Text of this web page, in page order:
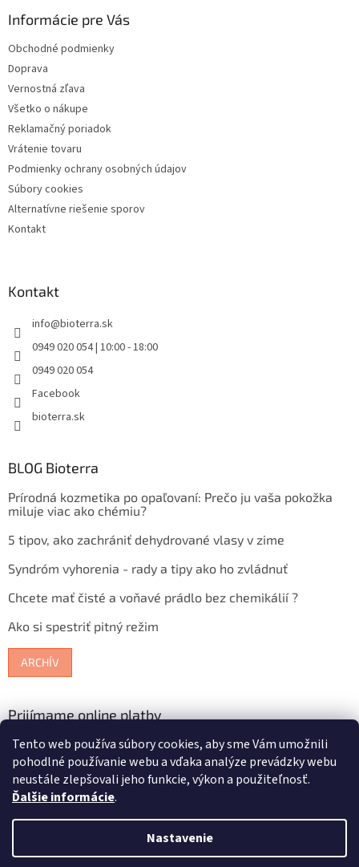
Tento web používa súbory cookies, aby sme Vám umožnili
pohodlné používanie webu a vďaka analýze prevádzky webu
neustále zlepšovali jeho funkcie, výkon a použiteľnosť.
Ďalšie informácie.
Nastavenie
Informácie pre Vás
Obchodné podmienky
Doprava
Vernostná zľava
Všetko o nákupe
Reklamačný poriadok
Vrátenie tovaru
Podmienky ochrany osobných údajov
Súbory cookies
Alternatívne riešenie sporov
Kontakt
Kontakt
info@bioterra.sk
0949 020 054 | 10:00 - 18:00
0949 020 054
Facebook
bioterra.sk
BLOG Bioterra
Prírodná kozmetika po opaľovaní: Prečo ju vaša pokožka
miluje viac ako chémiu?
5 tipov, ako zachrániť dehydrované vlasy v zime
Syndróm vyhorenia - rady a tipy ako ho zvládnuť
Chcete mať čisté a voňavé prádlo bez chemikálií ?
Ako si spestriť pitný režim
ARCHÍV
Prijímame online platby